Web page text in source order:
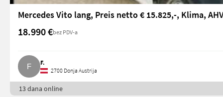
Mercedes Vito lang, Preis netto € 15.825,-, Klima,
18.990 €bez PDV-a
F.
2700 Donja Austrija
13 dana online